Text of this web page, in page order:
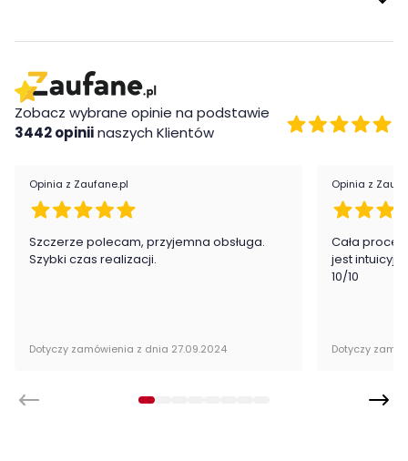
Zobacz wybrane opinie na podstawie
3442 opiniinaszych Klientów
Opinia z Zaufane.pl
Szczerze polecam, przyjemna obsługa.
Szybki czas realizacji.
Dotyczy zamówienia z dnia 27.09.2024
Opinia z
Cała
jest
10/10
Dotyczy